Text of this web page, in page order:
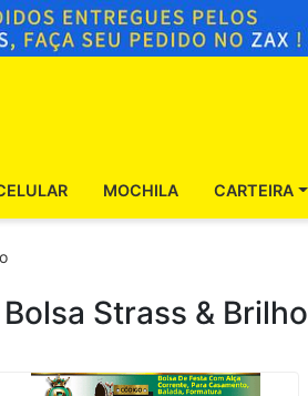
MOCHILA CARTEIRA
Bolsa Strass & Brilho